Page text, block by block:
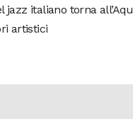
italiano torna
artistici